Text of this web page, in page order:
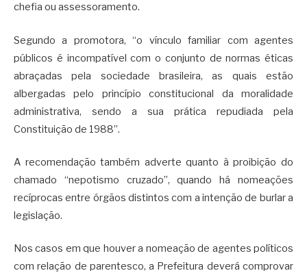
chefia ou assessoramento.
Segundo a promotora, “o vínculo familiar com agentes
públicos é incompatível com o conjunto de normas éticas
abraçadas pela sociedade brasileira, as quais estão
albergadas pelo princípio constitucional da moralidade
administrativa, sendo a sua prática repudiada pela
Constituição de 1988”.
A recomendação também adverte quanto à proibição do
chamado “nepotismo cruzado”, quando há nomeações
recíprocas entre órgãos distintos com a intenção de burlar a
legislação.
Nos casos em que houver a nomeação de agentes políticos
com relação de parentesco, a Prefeitura deverá comprovar